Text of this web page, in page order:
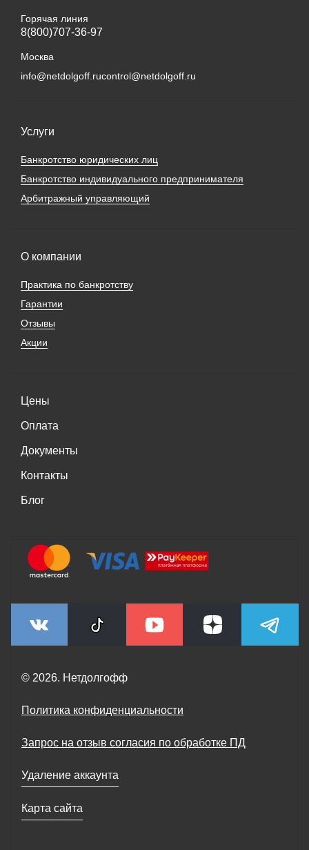
Услуги
Банкротство юридических лиц
Банкротство индивидуального предпринимателя
Арбитражный управляющий
О компании
Практика по банкротству
Гарантии
Отзывы
Акции
Цены
Оплата
Документы
Контакты
Блог
Горячая линия
8(800)707-36-97
Москва
info@netdolgoff.rucontrol@netdolgoff.ru
© 2026. Нетдолгофф
Политика конфиденциальности
Запрос на отзыв согласия по обработке ПД
Удаление аккаунта
Карта сайта